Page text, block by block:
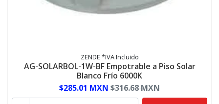
ZENDE *IVA Incluido
AG-SOLARBOL-1W-BF Empotrable a Piso Solar
Blanco Frío 6000K
$285.01 MXN $316.68 MXN